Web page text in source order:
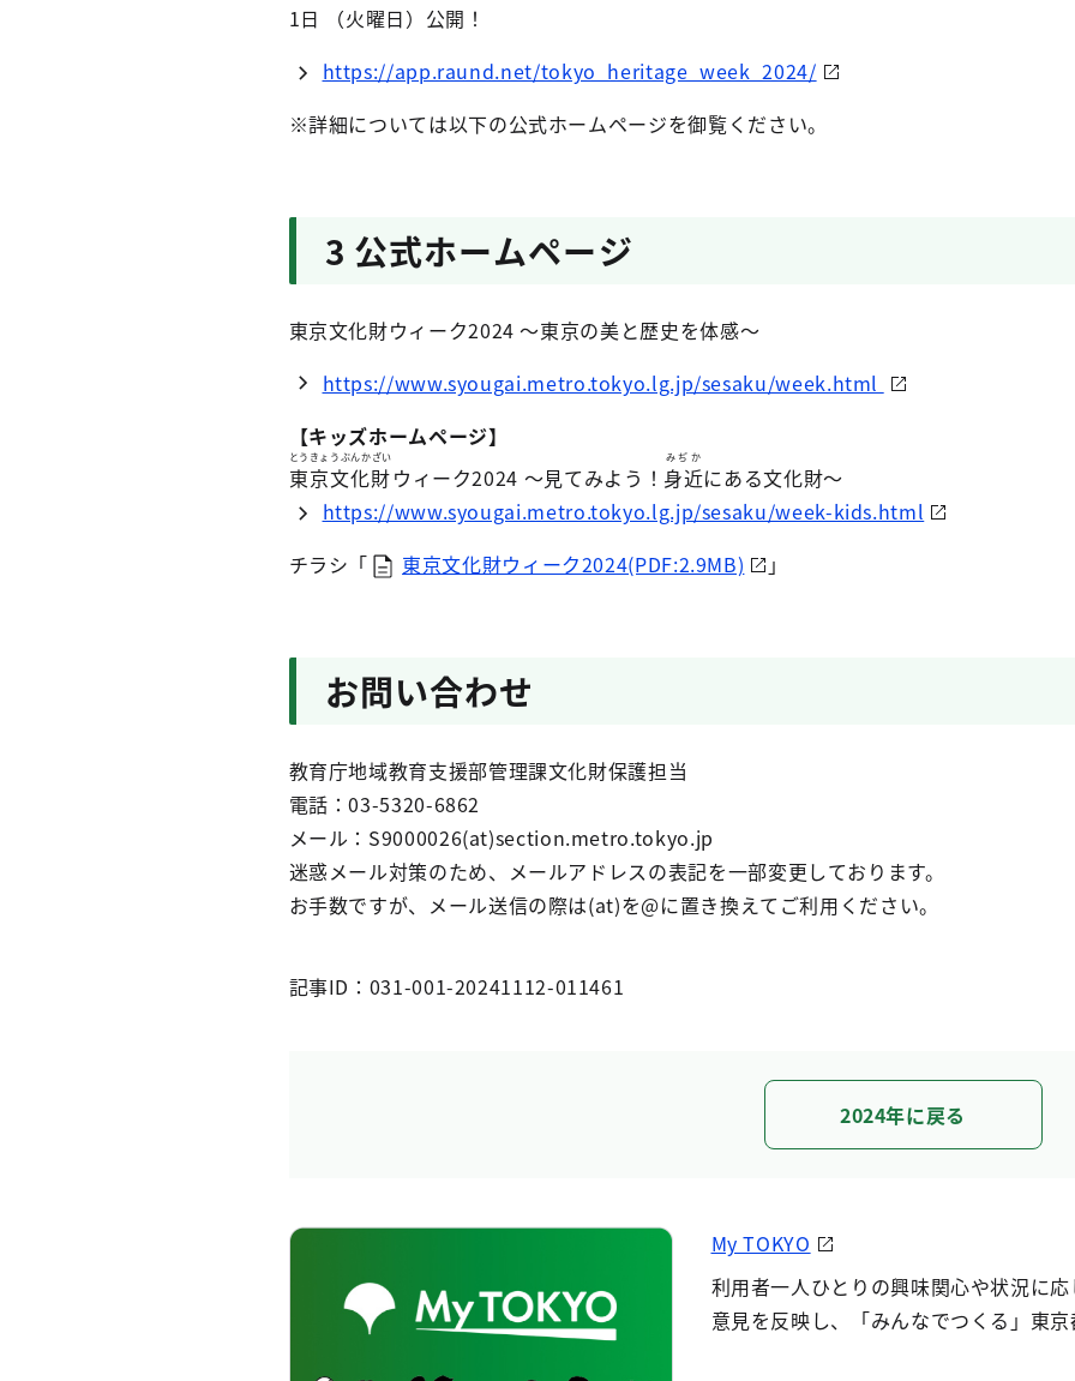
1日 （火曜日）公開！
https://app.raund.net/tokyo_heritage_week_2024/
※詳細については以下の公式ホームページを御覧ください。
3 公式ホームページ
東京文化財ウィーク2024 ～東京の美と歴史を体感～
https://www.syougai.metro.tokyo.lg.jp/sesaku/week.html
【キッズホームページ】
東京文化財
とうきょうぶんかざい
ウィーク2024 ～見てみよう！ 身近
みぢか
にある文化財～
https://www.syougai.metro.tokyo.lg.jp/sesaku/week-kids.html
チラシ「
東京文化財ウィーク2024(PDF:2.9MB) 」
お問い合わせ
教育庁地域教育支援部管理課文化財保護担当
電話：03-5320-6862
メール：S9000026(at)section.metro.tokyo.jp
迷惑メール対策のため、メールアドレスの表記を一部変更しております。
お手数ですが、メール送信の際は(at)を@に置き換えてご利用ください。
記事ID：031-001-20241112-011461
2024年に戻る
My TOKYO
利用者一人ひとりの興味関心や状況に
意見を反映し、「みんなでつくる」東